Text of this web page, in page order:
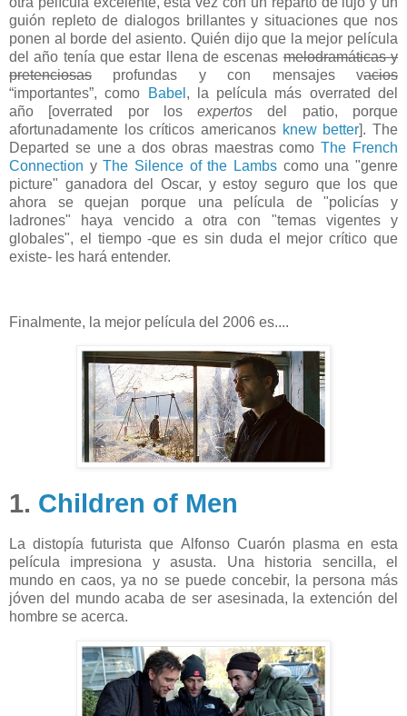
guión repleto de dialogos brillantes y situaciones que nos
ponen al borde del asiento. Quién dijo que la mejor película
del año tenía que estar llena de escenasmelodramáticas y
pretenciosas profundas y con mensajes vacios
“importantes”, como
Babel , la película más overrated del
año [overrated por losexpertos del patio, porque
afortunadamente los críticos americanos knew better]. The
Departed se une a dos obras maestras comoThe French
Connection yThe Silence of the Lambs como una "genre
picture" ganadora del Oscar, y estoy seguro que los que
ahora se quejan porque una película de "policías y
ladrones" haya vencido a otra con "temas vigentes y
globales", el tiempo -que es sin duda el mejor crítico que
existe- les hará entender.
Finalmente, la mejor película del 2006 es....
1. Children of Men
La distopía futurista que Alfonso Cuarón plasma en esta
película impresiona y asusta. Una historia sencilla, el
mundo en caos, ya no se puede concebir, la persona más
jóven del mundo acaba de ser asesinada, la extención del
hombre se acerca.